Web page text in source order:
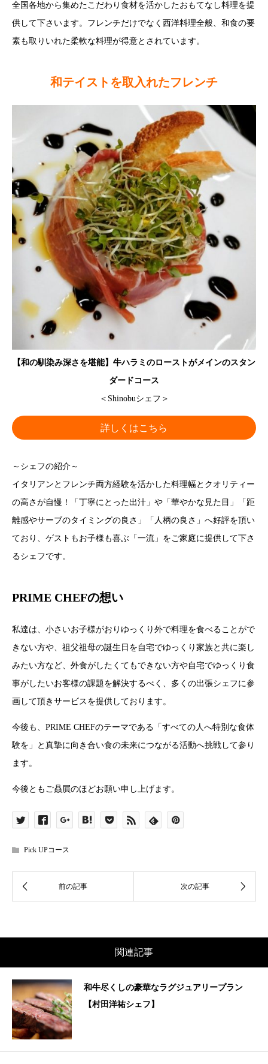
全国各地から集めたこだわり食材を活かしたおもてなし料理を提
供して下さいます。フレンチだけでなく西洋料理全般、和食の要
素も取りいれた柔軟な料理が得意とされています。
和テイストを取入れたフレンチ
【和の馴染み深さを堪能】牛ハラミのローストがメインのスタン
ダードコース
＜Shinobuシェフ＞
詳しくはこちら
～シェフの紹介～
イタリアンとフレンチ両方経験を活かした料理幅とクオリティー
の高さが自慢！「丁寧にとった出汁」や「華やかな見た目」「距
離感やサーブのタイミングの良さ」「人柄の良さ」へ好評を頂い
ており、ゲストもお子様も喜ぶ「一流」をご家庭に提供して下さ
るシェフです。
PRIME CHEFの想い
私達は、小さいお子様がおりゆっくり外で料理を食べることがで
きない方や、祖父祖母の誕生日を自宅でゆっくり家族と共に楽し
みたい方など、外食がしたくてもできない方や自宅でゆっくり食
事がしたいお客様の課題を解決するべく、多くの出張シェフに参
画して頂きサービスを提供しております。
今後も、PRIME CHEFのテーマである「すべての人へ特別な食体
験を」と真摯に向き合い食の未来につながる活動へ挑戦して参り
ます。
今後ともご贔屓のほどお願い申し上げます。
Pick UPコース
関連記事
和牛尽くしの豪華なラグジュアリープラン
【村田洋祐シェフ】